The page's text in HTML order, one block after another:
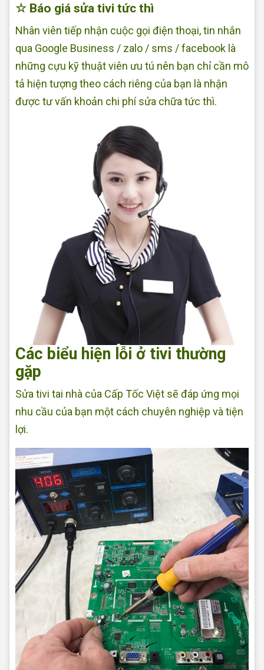
☆ Báo giá sửa tivi tức thì
Nhân viên tiếp nhận cuộc gọi điện thoại, tin nhắn
qua Google Business / zalo / sms / facebook là
những cựu kỹ thuật viên ưu tú nên bạn chỉ cần mô
tả hiện tượng theo cách riêng của bạn là nhận
được tư vấn khoản chi phí sửa chữa tức thì.
Các biểu hiện lỗi ở tivi thường
gặp
Sửa tivi tai nhà của Cấp Tốc Việt sẽ đáp ứng mọi
nhu cầu của bạn một cách chuyên nghiệp và tiện
lợi.